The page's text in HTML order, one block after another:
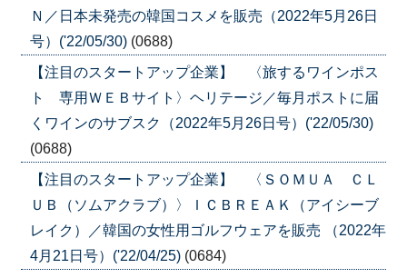
Ｎ／日本未発売の韓国コスメを販売（2022年5月26日
号）('22/05/30) (0688)
【注目のスタートアップ企業】 〈旅するワインポス
ト 専用ＷＥＢサイト〉ヘリテージ／毎月ポストに届
くワインのサブスク（2022年5月26日号）('22/05/30)
(0688)
【注目のスタートアップ企業】 〈ＳＯＭＵＡ ＣＬ
ＵＢ（ソムアクラブ）〉ＩＣＢＲＥＡＫ（アイシーブ
レイク）／韓国の女性用ゴルフウェアを販売 （2022年
4月21日号）('22/04/25) (0684)